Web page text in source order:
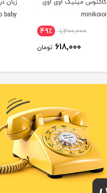
کاکتوس مینیک اوی اوی
minikoioi
1,200,000 49٪
618,000 تومان
زبان
baby